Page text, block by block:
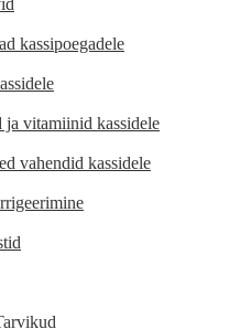
kassipoegadele
ja vitamiinid kassidele
vahendid kassidele